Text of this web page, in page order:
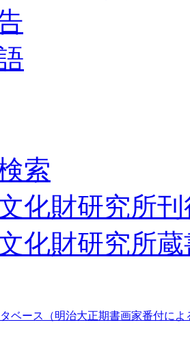
索
化財研究所
化財研究所
ベース（明治大正期書画家番付によ